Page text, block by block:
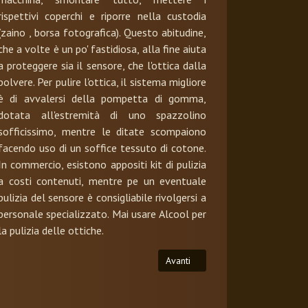
coperchi e riporre nella custodia
, borsa fotografica). Questo abitudine,
a volte è un po' fastidiosa, alla fine aiuta
proteggere sia il sensore, che l'ottica dalla
Per pulire l'ottica, il sistema migliore
di avvalersi della pompetta di gomma,
all'estremità di uno spazzolino
mentre le ditate scompaiono
uso di un soffice tessuto di cotone.
commercio, esistono appositi kit di pulizia
costi contenuti, mentre pe un eventuale
del sensore è consigliabile rivolgersi a
specializzato. Mai usare Alcool per
pulizia delle ottiche.
Articolo successivo: L'Obbiettivo
Avanti